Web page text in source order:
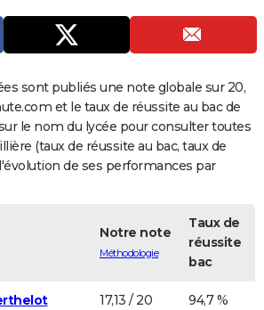
sont publiés une note globale sur 20,
et le taux de réussite au bac de
le nom du lycée pour consulter toutes
(taux de réussite au bac, taux de
de ses performances par
Notre note
Méthodologie
Taux de
réussite
bac
17,13 / 20 94,7 %